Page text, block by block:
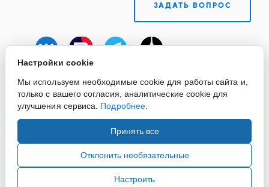
ЗАДАТЬ ВОПРОС
информации и материалов сайта, ссылка на источник
обязательна.
Настройки cookie
Мы используем необходимые cookie для работы сайта и,
только с вашего согласия, аналитические cookie для
улучшения сервиса. Подробнее.
Принять все
Отклонить необязательные
Настроить